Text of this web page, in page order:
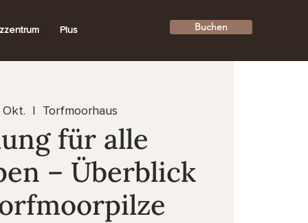
Plus Buchen
Okt.
  |
Torfmoorhaus
für alle
– Überblick